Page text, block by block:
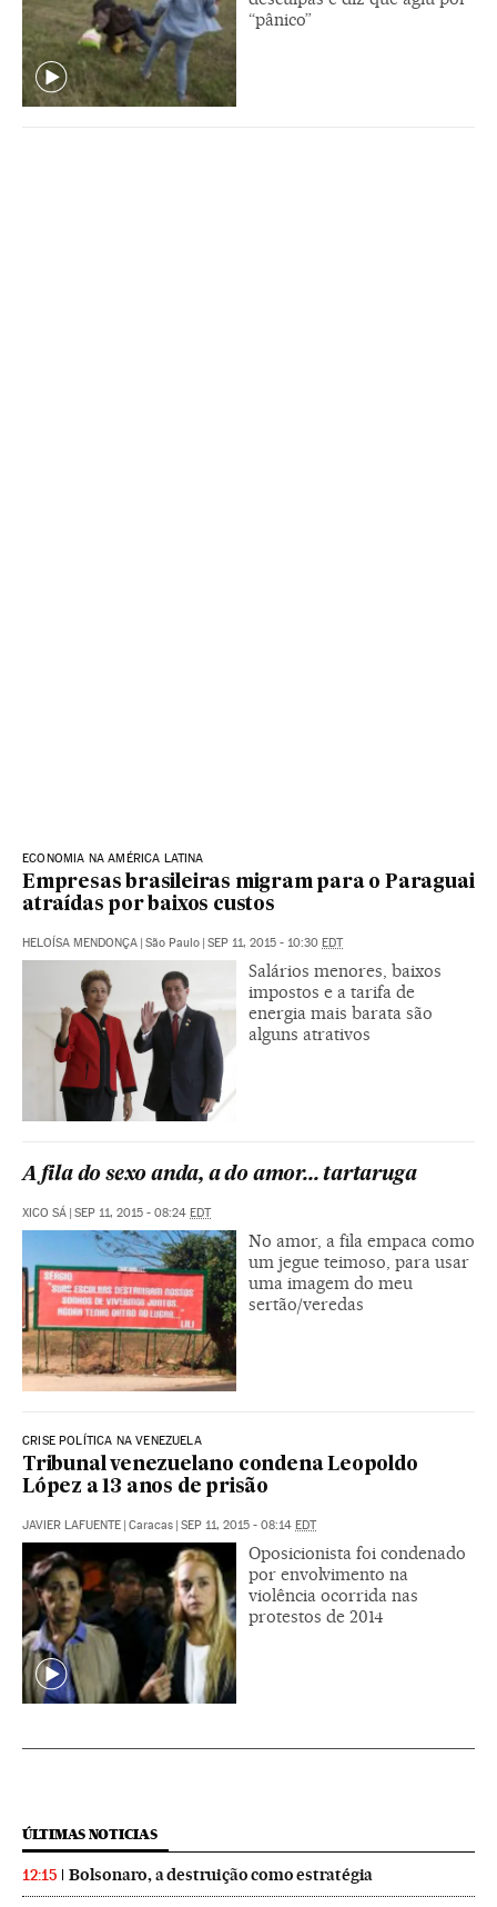
“pânico”
ECONOMIA NA AMÉRICA LATINA
Empresas brasileiras migram para o Paraguai
atraídas por baixos custos
HELOÍSA MENDONÇA | São Paulo | SEP 11, 2015 - 10:30 EDT
Salários menores, baixos
impostos e a tarifa de
energia mais barata são
alguns atrativos
A fila do sexo anda, a do amor... tartaruga
XICO SÁ | SEP 11, 2015 - 08:24 EDT
No amor, a fila empaca como
um jegue teimoso, para usar
uma imagem do meu
sertão/veredas
CRISE POLÍTICA NA VENEZUELA
Tribunal venezuelano condena Leopoldo
López a 13 anos de prisão
JAVIER LAFUENTE | Caracas | SEP 11, 2015 - 08:14 EDT
Oposicionista foi condenado
por envolvimento na
violência ocorrida nas
protestos de 2014
ÚLTIMAS NOTICIAS
12:15 Bolsonaro, a destruição como estratégia